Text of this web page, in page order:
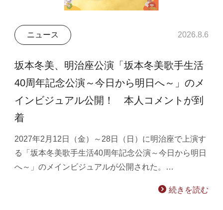
ニュース 2026.8.6
坂本冬美、明治座公演「坂本冬美歌手生活
40周年記念公演～今日から明日へ～」のメ
インビジュアル公開！ 本人コメントが到
着
2027年2月12日（金）～28日（日）に明治座で上演す
る「坂本冬美歌手生活40周年記念公演～今日から明日
へ～」のメインビジュアルが公開された。…
続きを読む